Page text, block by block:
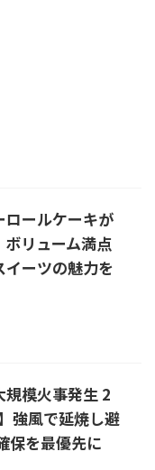
ロールケーキが
リューム満点
ーツの魅力を
規模火事発生 2
強風で延焼し避
保を最優先に